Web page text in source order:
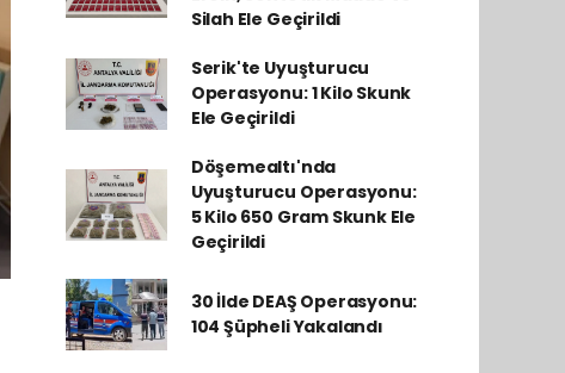
Silah Ele Geçirildi
Serik'te Uyuşturucu
Operasyonu: 1 Kilo Skunk
Ele Geçirildi
Döşemealtı'nda
Uyuşturucu Operasyonu:
5 Kilo 650 Gram Skunk Ele
Geçirildi
30 İlde DEAŞ Operasyonu:
104 Şüpheli Yakalandı